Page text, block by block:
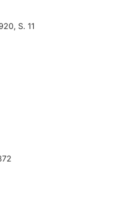
S. 11